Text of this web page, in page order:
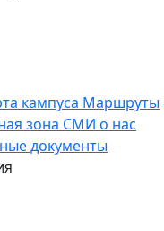
кампуса Маршруты
зона СМИ о нас
документы